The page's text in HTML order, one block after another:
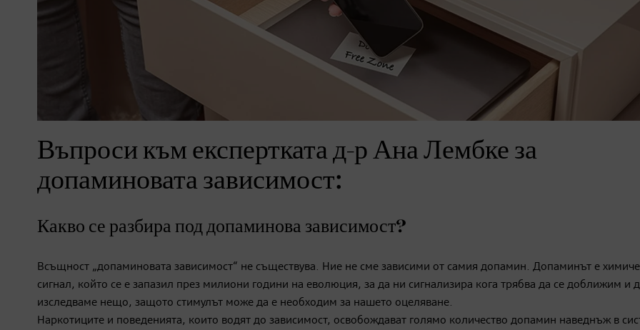
Въпроси към експертката д-р Ана Лембке за
допаминовата зависимост:
Какво се разбира под допаминова зависимост?
Всъщност „допаминовата зависимост“ не съществува. Ние не сме зависими от самия допамин. Допаминът е
сигнал, който се е запазил през милиони години на еволюция, за да ни сигнализира кога трябва да се доближим и
изследваме нещо, защото стимулът може да е необходим за нашето оцеляване.
Наркотиците и поведенията, които водят до зависимост, освобождават голямо количество допамин наведнъж в